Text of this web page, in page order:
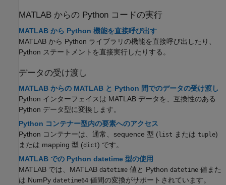
MATLAB からの Python コードの実行
MATLAB から Python 機能を直接呼び出す
MATLAB から Python ライブラリの機能を直接呼び出したり、
Python ステートメントを直接実行したりする。
データの受け渡し
MATLAB からの MATLAB と Python 間でのデータの受け渡し
Python インターフェイスは MATLAB データを、互換性のある
Python データ型に変換します。
Python コンテナー型内の要素へのアクセス
Python コンテナーは、通常、sequence 型 (list または tuple)
または mapping 型 (dict) です。
MATLAB での Python datetime 型の使用
MATLAB では、MATLAB datetime 値と Python datetime 値また
は NumPy datetime64 値間の変換がサポートされています。